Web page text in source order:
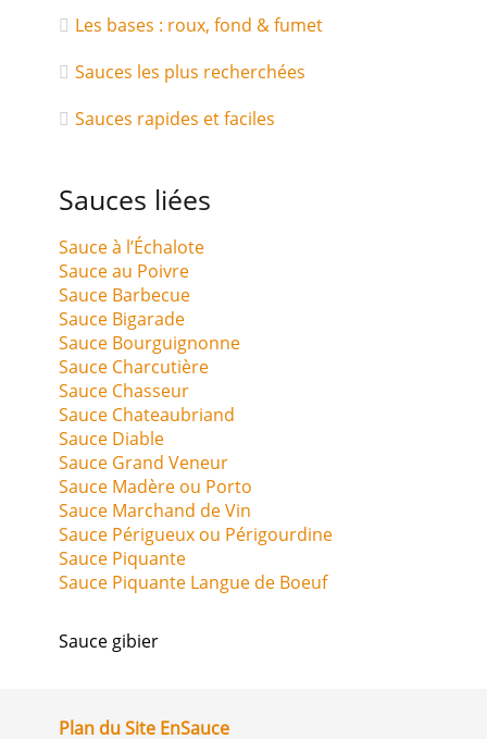
Les bases : roux, fond & fumet
Sauces les plus recherchées
Sauces rapides et faciles
Sauces liées
Sauce à l’Échalote
Sauce au Poivre
Sauce Barbecue
Sauce Bigarade
Sauce Bourguignonne
Sauce Charcutière
Sauce Chasseur
Sauce Chateaubriand
Sauce Diable
Sauce Grand Veneur
Sauce Madère ou Porto
Sauce Marchand de Vin
Sauce Périgueux ou Périgourdine
Sauce Piquante
Sauce Piquante Langue de Boeuf
Sauce gibier
Plan du Site EnSauce